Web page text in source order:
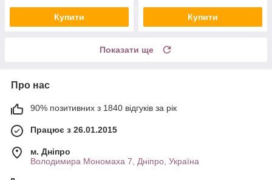
Купити Купити
Показати ще
Про нас
90% позитивних з 1840 відгуків за рік
Працює з 26.01.2015
м. Дніпро
Володимира Мономаха 7, Дніпро, Україна